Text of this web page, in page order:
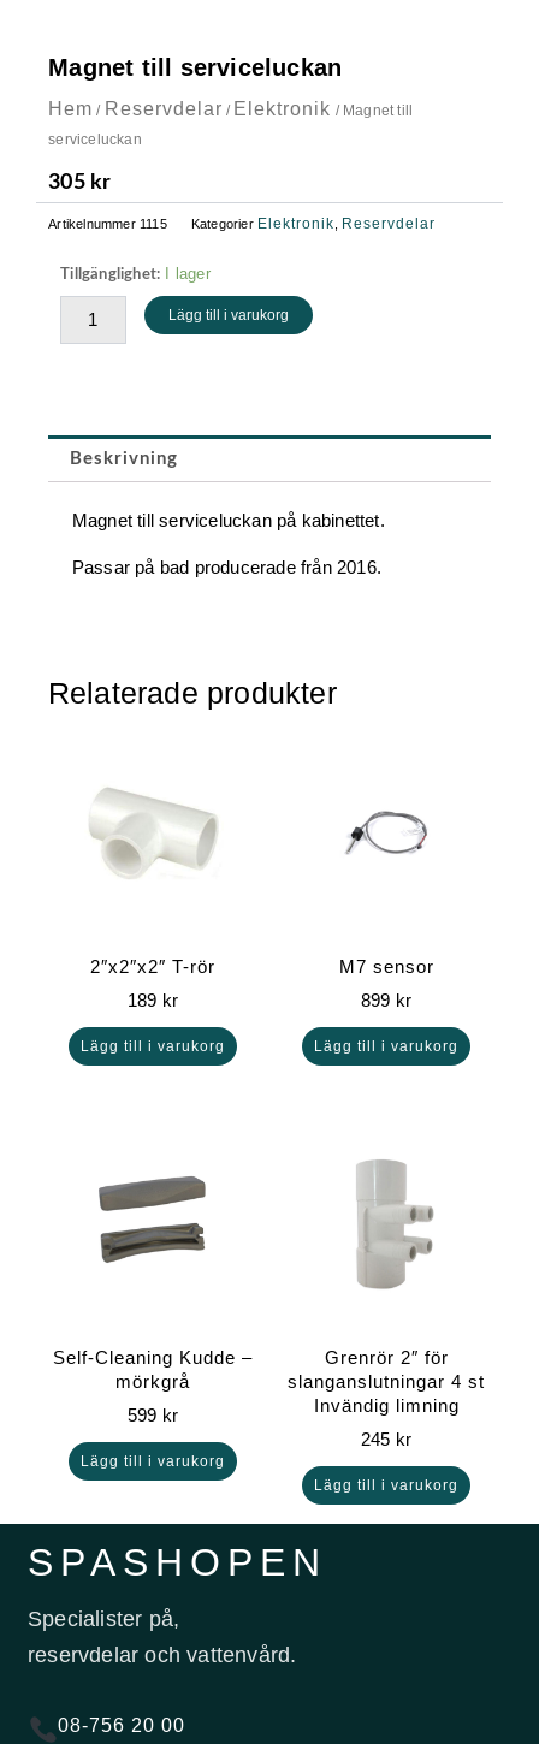
Magnet till serviceluckan
Hem / Reservdelar / Elektronik / Magnet till
serviceluckan
305 kr
Artikelnummer 1115 Kategorier Elektronik Reservdelar
Tillgänglighet: I lager
Magnet
till
serviceluckan
mängd
Lägg till i varukorg
Beskrivning
Magnet till serviceluckan på kabinettet.
Passar på bad producerade från 2016.
Relaterade produkter
2″x2″x2″ T-rör
189 kr
Lägg till i varukorg
M7 sensor
899 kr
Lägg till i varukorg
Self-Cleaning Kudde –
mörkgrå
599 kr
Lägg till i varukorg
Grenrör 2″ för
slanganslutningar 4 st
Invändig limning
245 kr
Lägg till i varukorg
SPASHOPEN
Specialister på,
reservdelar och vattenvård.
08-756 20 00